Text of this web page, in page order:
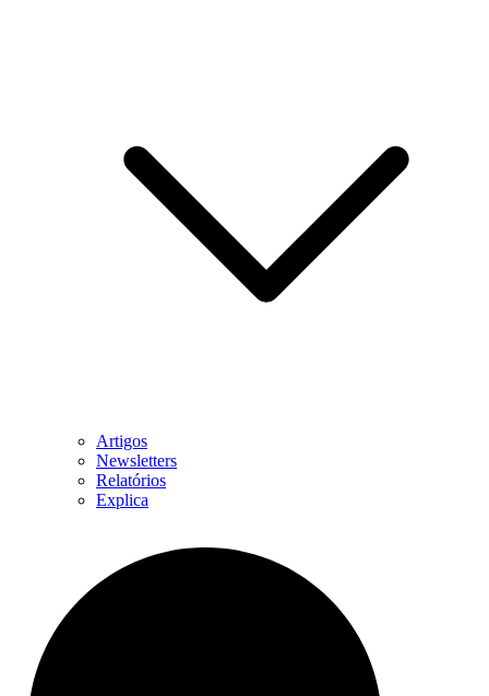
Artigos
Newsletters
Relatórios
Explica